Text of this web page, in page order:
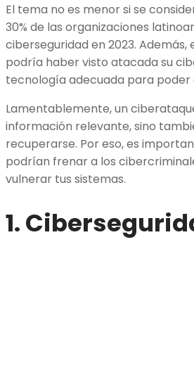
El tema no es menor si se
30% de las organizaciones
ciberseguridad en 2023.
podría haber visto atacada su
tecnología adecuada para
Lamentablemente, un
información relevante, sino
recuperarse. Por eso, es
podrían frenar a los
vulnerar tus sistemas.
1.